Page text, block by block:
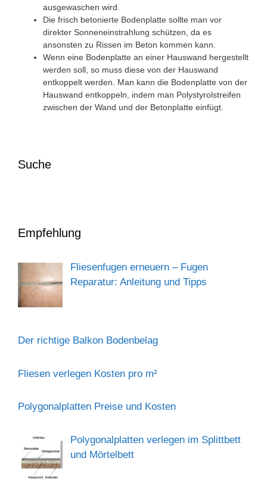
ausgewaschen wird.
Die frisch betonierte Bodenplatte sollte man vor
direkter Sonneneinstrahlung schützen, da es
ansonsten zu Rissen im Beton kommen kann.
Wenn eine Bodenplatte an einer Hauswand hergestellt
werden soll, so muss diese von der Hauswand
entkoppelt werden. Man kann die Bodenplatte von der
Hauswand entkoppeln, indem man Polystyrolstreifen
zwischen der Wand und der Betonplatte einfügt.
Suche
Empfehlung
Fliesenfugen erneuern – Fugen
Reparatur: Anleitung und Tipps
Der richtige Balkon Bodenbelag
Fliesen verlegen Kosten pro m²
Polygonalplatten Preise und Kosten
Polygonalplatten verlegen im Splittbett
und Mörtelbett